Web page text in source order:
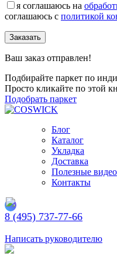
я соглашаюсь на
соглашаюсь с политикой
Заказать
Ваш заказ отправлен!
Подбирайте паркет по
Просто кликайте по этой
Подобрать паркет
Блог
Каталог
Укладка
Доставка
Полезные видео
Контакты
8 (495) 737-77-66
Написать руководителю